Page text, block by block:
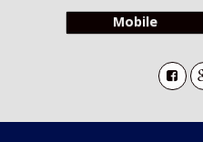
Mobile